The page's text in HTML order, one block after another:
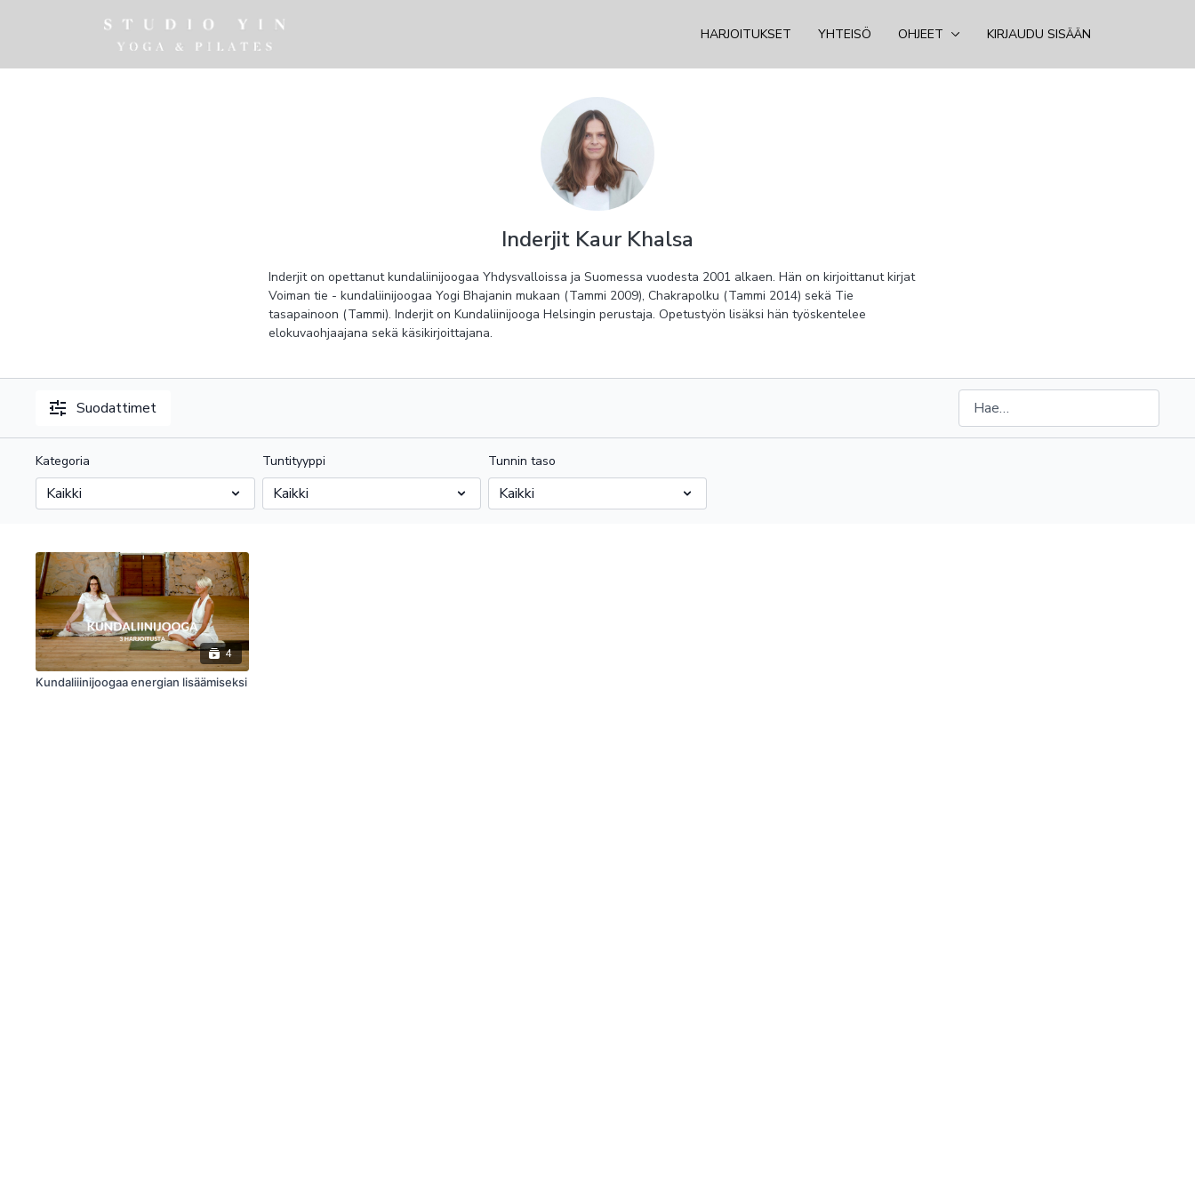
HARJOITUKSET YHTEISÖ OHJEET KIRJAUDU SISÄÄN
Inderjit Kaur Khalsa
Inderjit on opettanut kundaliinijoogaa Yhdysvalloissa ja Suomessa vuodesta 2001 alkaen. Hän on kirjoittanut kirjat
Voiman tie - kundaliinijoogaa Yogi Bhajanin mukaan (Tammi 2009), Chakrapolku (Tammi 2014) sekä Tie
tasapainoon (Tammi). Inderjit on Kundaliinijooga Helsingin perustaja. Opetustyön lisäksi hän työskentelee
elokuvaohjaajana sekä käsikirjoittajana.
Suodattimet
Kategoria Tuntityyppi Tunnin taso
4
Kundaliiinijoogaa energian lisäämiseksi